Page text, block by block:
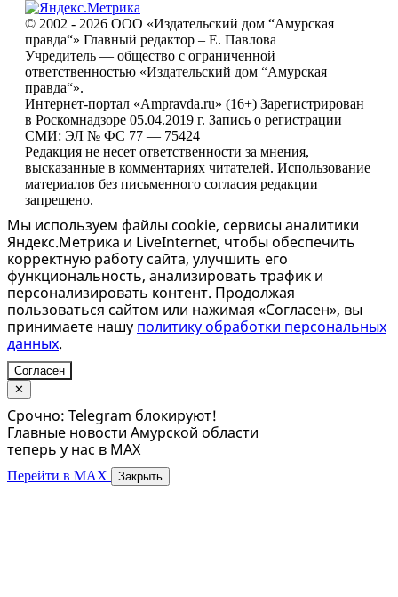
© 2002 - 2026 ООО «Издательский дом “Амурская
правда“» Главный редактор – Е. Павлова
Учредитель — общество с ограниченной
ответственностью «Издательский дом “Амурская
правда“».
Интернет-портал «Ampravda.ru» (16+) Зарегистрирован
в Роскомнадзоре 05.04.2019 г. Запись о регистрации
СМИ: ЭЛ № ФС 77 — 75424
Редакция не несет ответственности за мнения,
высказанные в комментариях читателей. Использование
материалов без письменного согласия редакции
запрещено.
Мы используем файлы cookie, сервисы аналитики
Яндекс.Метрика и LiveInternet, чтобы обеспечить
корректную работу сайта, улучшить его
функциональность, анализировать трафик и
персонализировать контент. Продолжая
пользоваться сайтом или нажимая «Согласен», вы
принимаете нашу политику обработки персональных
данных.
Согласен
✕
Срочно: Telegram блокируют!
Главные новости Амурской области
теперь у нас в MAX
Перейти в MAX Закрыть